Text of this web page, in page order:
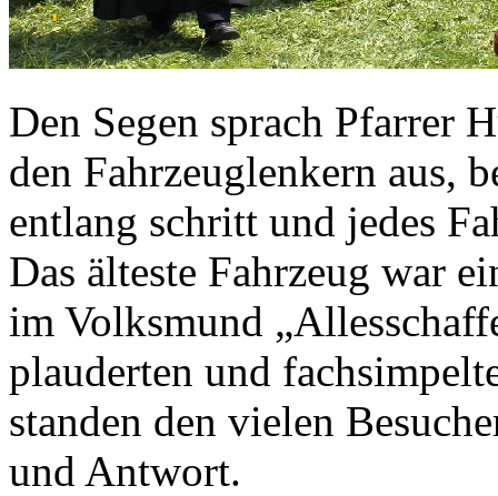
Den Segen sprach Pfarrer
den Fahrzeuglenkern aus,
entlang schritt und jedes
Das älteste Fahrzeug war
im Volksmund
plauderten und
standen den vielen
und Antwort.